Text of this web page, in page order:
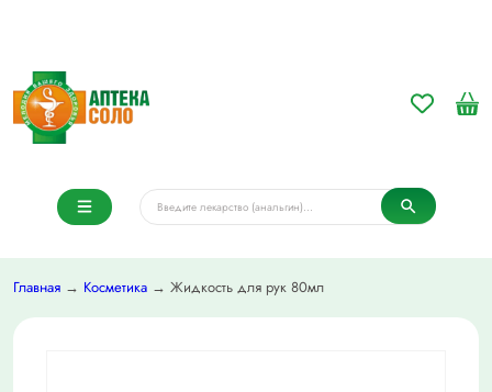
Главная → Косметика → Жидкость для рук 80мл